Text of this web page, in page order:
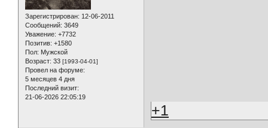
Зарегистрирован: 12-06-2011
Сообщений: 3649
Уважение: +7732
Позитив: +1580
Пол: Мужской
Возраст: 33 [1993-04-01]
Провел на форуме:
5 месяцев 4 дня
Последний визит:
21-06-2026 22:05:19
+1